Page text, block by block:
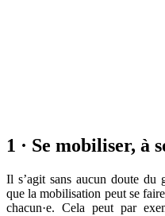
1 · Se mobiliser, à
Il s’agit sans aucun doute du
que la mobilisation peut se
chacun·e. Cela peut par